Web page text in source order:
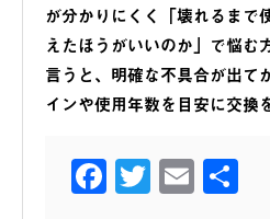
が分かりにくく「壊れるまで
えたほうがいいのか」で悩む
言うと、明確な不具合が出て
インや使用年数を目安に交換
Facebook
Twitter
Email